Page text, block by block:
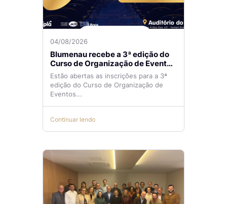
04/08/2026
Blumenau recebe a 3ª edição do
Curso de Organização de Eventos
Lilian Ribeiro
Estão abertas as inscrições para a 3ª
edição do Curso de Organização de
Eventos...
Continuar lendo